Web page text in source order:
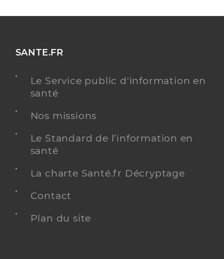
SANTE.FR
Le Service public d'information en
santé
Nos missions
Le Standard de l’information en
santé
La charte Santé.fr Décryptage
Contact
Plan du site